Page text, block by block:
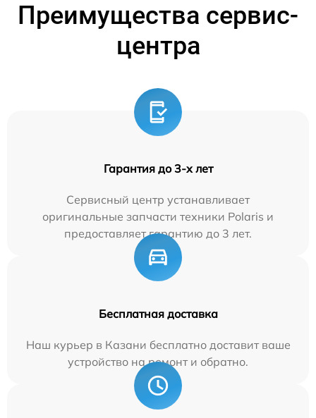
Преимущества сервис-
центра
Гарантия до 3-х лет
Сервисный центр устанавливает
оригинальные запчасти техники Polaris и
предоставляет гарантию до 3 лет.
Бесплатная доставка
Наш курьер в Казани бесплатно доставит ваше
устройство на ремонт и обратно.